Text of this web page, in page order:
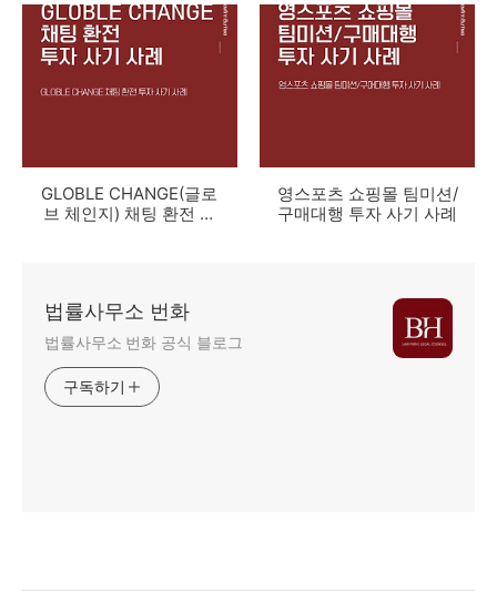
GLOBLE CHANGE(글로
브 체인지) 채팅 환전 투
영스포츠 쇼핑몰 팀미션/
구매대행 투자 사기 사례
법률사무소 번화
법률사무소 번화 공식 블로그
구독하기